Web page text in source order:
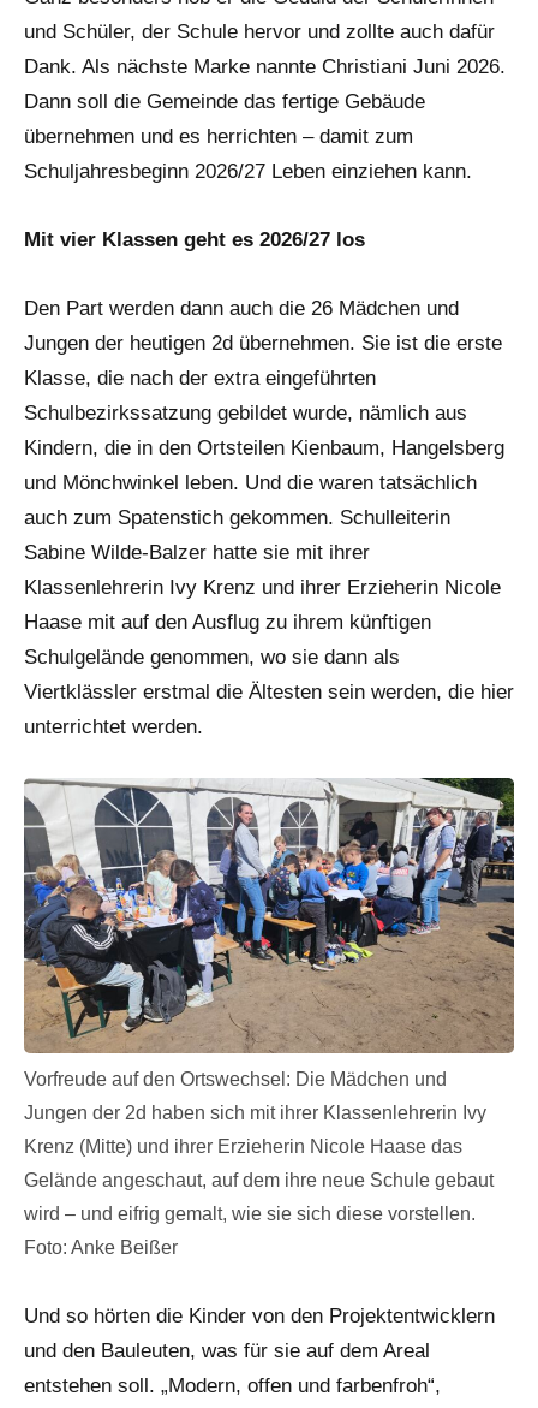
und Schüler, der Schule hervor und zollte auch dafür
Dank. Als nächste Marke nannte Christiani Juni 2026.
Dann soll die Gemeinde das fertige Gebäude
übernehmen und es herrichten – damit zum
Schuljahresbeginn 2026/27 Leben einziehen kann.
Mit vier Klassen geht es 2026/27 los
Den Part werden dann auch die 26 Mädchen und
Jungen der heutigen 2d übernehmen. Sie ist die erste
Klasse, die nach der extra eingeführten
Schulbezirkssatzung gebildet wurde, nämlich aus
Kindern, die in den Ortsteilen Kienbaum, Hangelsberg
und Mönchwinkel leben. Und die waren tatsächlich
auch zum Spatenstich gekommen. Schulleiterin
Sabine Wilde-Balzer hatte sie mit ihrer
Klassenlehrerin Ivy Krenz und ihrer Erzieherin Nicole
Haase mit auf den Ausflug zu ihrem künftigen
Schulgelände genommen, wo sie dann als
Viertklässler erstmal die Ältesten sein werden, die hier
unterrichtet werden.
Vorfreude auf den Ortswechsel: Die Mädchen und
Jungen der 2d haben sich mit ihrer Klassenlehrerin Ivy
Krenz (Mitte) und ihrer Erzieherin Nicole Haase das
Gelände angeschaut, auf dem ihre neue Schule gebaut
wird – und eifrig gemalt, wie sie sich diese vorstellen.
Foto: Anke Beißer
Und so hörten die Kinder von den Projektentwicklern
und den Bauleuten, was für sie auf dem Areal
entstehen soll. „Modern, offen und farbenfroh“,